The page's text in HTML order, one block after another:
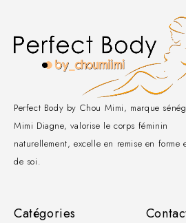
Perfect Body by Chou Mimi, marque
Mimi Diagne, valorise le corps féminin
naturellement, excelle en remise en forme
de soi.
Catégories